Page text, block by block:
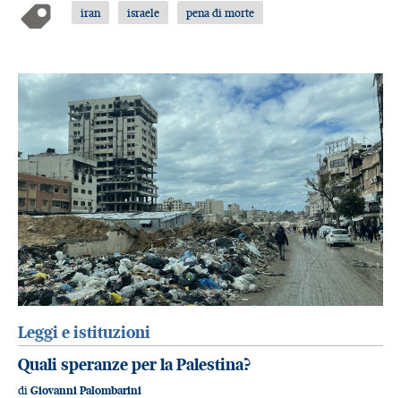
iran israele pena di morte
Leggi e istituzioni
Quali speranze per la Palestina?
di Giovanni Palombarini